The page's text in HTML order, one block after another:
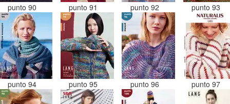
punto 90 punto 91 punto 92 punto 93
punto 94 punto 95 punto 96 punto 97